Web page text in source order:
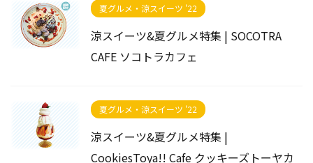
夏グルメ・涼スイーツ '22
涼スイーツ&夏グルメ特集 | SOCOTRA
CAFE ソコトラカフェ
夏グルメ・涼スイーツ '22
涼スイーツ&夏グルメ特集 |
CookiesToya!! Cafe クッキーズトーヤカ